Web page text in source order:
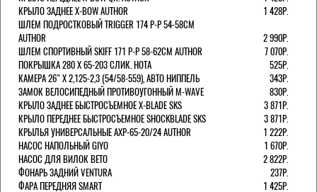
КРЫЛО ЗАДНЕЕ X-BOW AUTHOR
1 428Р.
ШЛЕМ ПОДРОСТКОВЫЙ TRIGGER 174 Р-Р 54-58СМ
AUTHOR
2 990Р.
ШЛЕМ СПОРТИВНЫЙ SKIFF 171 Р-Р 58-62СМ AUTHOR
7 070Р.
ПОКРЫШКА 280 X 65-203 СЛИК. HOTA
525Р.
КАМЕРА 26" X 2,125-2,3 (54/58-559), АВТО НИППЕЛЬ
343Р.
ЗАМОК ВЕЛОСИПЕДНЫЙ ПРОТИВОУГОННЫЙ M-WAVE
830Р.
КРЫЛО ЗАДНЕЕ БЫСТРОСЪЕМНОЕ X-BLADE SKS
3 871Р.
КРЫЛО ПЕРЕДНЕЕ БЫСТРОСЪЕМНОЕ SHOCKBLADE SKS
3 871Р.
КРЫЛЬЯ УНИВЕРСАЛЬНЫЕ AXP-65-20/24 AUTHOR
1 222Р.
НАСОС НАПОЛЬНЫЙ GIYO
1 670Р.
НАСОС ДЛЯ ВИЛОК ВЕТО
2 822Р.
ФОНАРЬ ЗАДНИЙ VENTURA
237Р.
ФАРА ПЕРЕДНЯЯ SMART
1 425Р.